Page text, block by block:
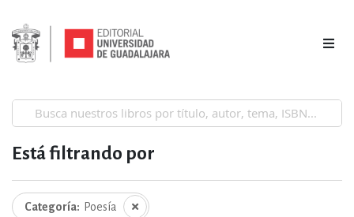
Está filtrando por
Categoría Poesía